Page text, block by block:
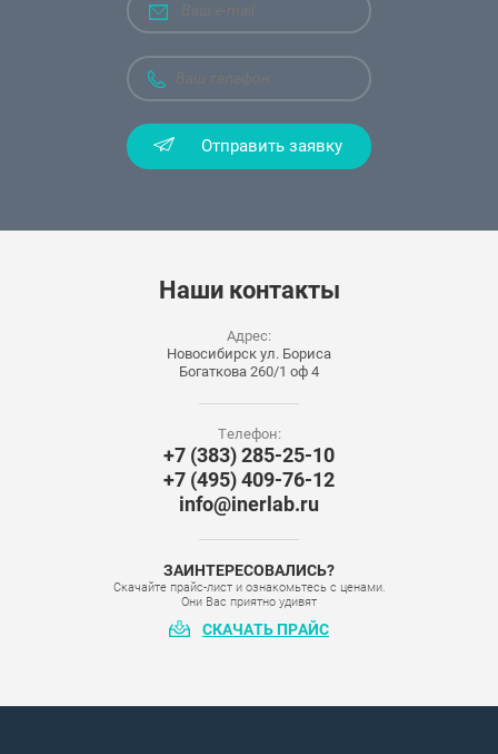
Отправить заявку
Наши контакты
Адрес:
Новосибирск ул. Бориса
Богаткова 260/1 оф 4
Телефон:
+7 (383) 285-25-10
+7 (495) 409-76-12
info@inerlab.ru
ЗАИНТЕРЕСОВАЛИСЬ?
Скачайте прайс-лист и ознакомьтесь с ценами.
Они Вас приятно удивят
СКАЧАТЬ ПРАЙС